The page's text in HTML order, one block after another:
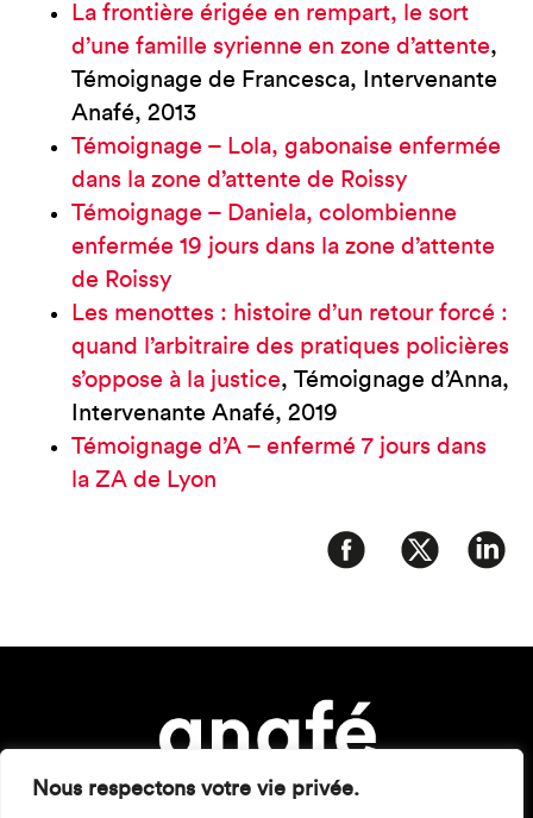
Nous respectons votre vie privée.
La frontière érigée en rempart, le sort
d’une famille syrienne en zone d’attente,
Témoignage de Francesca, Intervenante
Anafé, 2013
Témoignage – Lola, gabonaise enfermée
dans la zone d’attente de Roissy
Témoignage – Daniela, colombienne
enfermée 19 jours dans la zone d’attente
de Roissy
Les menottes : histoire d’un retour forcé :
quand l’arbitraire des pratiques policières
s’oppose à la justice, Témoignage d’Anna,
Intervenante Anafé, 2019
Témoignage d’A – enfermé 7 jours dans
la ZA de Lyon